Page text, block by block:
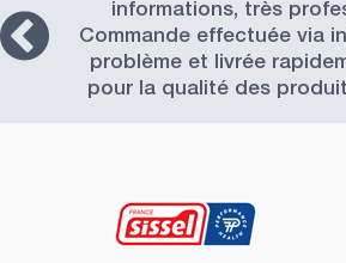
informations, très
Commande effectuée via
problème et livrée
pour la qualité des